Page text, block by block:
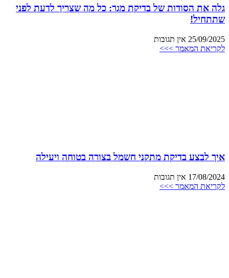
גלה את הסודות של בדיקת מגר: כל מה שצריך לדעת לפני
שתתחיל!
25/09/2025 אין תגובות
לקריאת המאמר >>>
איך לבצע בדיקת מתקני חשמל בצורה בטוחה ויעילה
17/08/2024 אין תגובות
לקריאת המאמר >>>